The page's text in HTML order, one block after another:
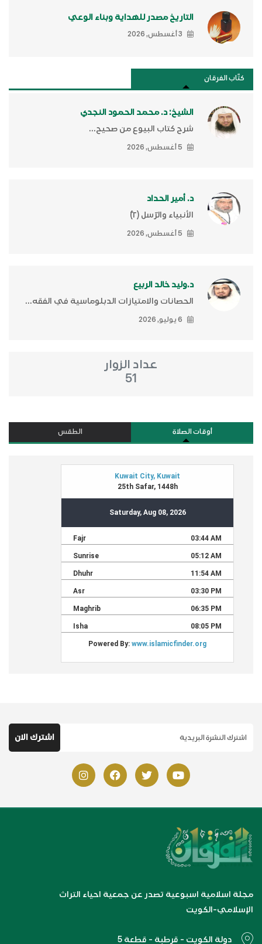
التاريخ مصدر للهداية وبناء الوعي
3 أغسطس, 2026
كتَّاب الفرقان
الشيخ: د. محمد الحمود النجدي
شرح كتاب البيوع من صحيح...
5 أغسطس, 2026
د. أمير الحداد
الأنبياء والرّسل (٢)ّ
5 أغسطس, 2026
د.وليد خالد الربيع
الحصانات والامتيازات الدبلوماسية في الفقه...
6 يوليو, 2026
عداد الزوار
51
أوقات الصلاة الطقس
مجلة اسلامية اسبوعية تصدر عن جمعية احياء التراث
الإسلامي-الكويت
دولة الكويت - قرطبة - قطعة 5